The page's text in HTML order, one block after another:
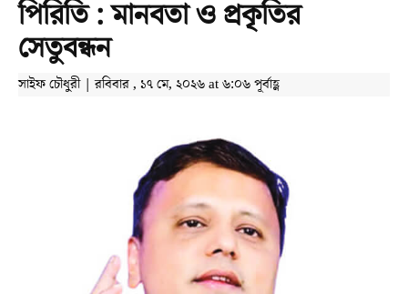
পিরিতি : মানবতা ও প্রকৃতির
সেতুবন্ধন
সাইফ চৌধুরী | রবিবার , ১৭ মে, ২০২৬ at ৬:০৬ পূর্বাহ্ণ